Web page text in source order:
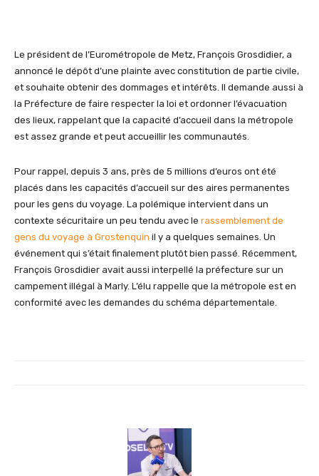
Le président de l’Eurométropole de Metz, François Grosdidier, a
annoncé le dépôt d’une plainte avec constitution de partie civile,
et souhaite obtenir des dommages et intérêts. Il demande aussi à
la Préfecture de faire respecter la loi et ordonner l’évacuation
des lieux, rappelant que la capacité d’accueil dans la métropole
est assez grande et peut accueillir les communautés.
Pour rappel, depuis 3 ans, près de 5 millions d’euros ont été
placés dans les capacités d’accueil sur des aires permanentes
pour les gens du voyage. La polémique intervient dans un
contexte sécuritaire un peu tendu avec le rassemblement de
gens du voyage à Grostenquin il y a quelques semaines. Un
événement qui s’était finalement plutôt bien passé. Récemment,
François Grosdidier avait aussi interpellé la préfecture sur un
campement illégal à Marly. L’élu rappelle que la métropole est en
conformité avec les demandes du schéma départementale.